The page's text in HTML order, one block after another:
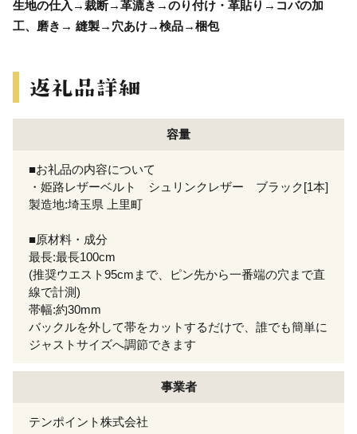
生地の仕入→裁断→革漉き→のり付け・革貼り→コバの加
工、磨き→ 縫製→穴あけ→検品→梱包
容量
■お礼品の内容について
・姫路レザーベルト シュリンクレザー ブラック[1本]
製造地:埼玉県 上里町
■原材料・成分
最長:最長100cm
(推奨ウエスト95cmまで、ピン先から一番端の穴まで直
線で計測)
帯幅:約30mm
バックルを外して帯をカットするだけで、誰でも簡単に
ジャストサイズへ調節できます
事業者
テンポイント株式会社